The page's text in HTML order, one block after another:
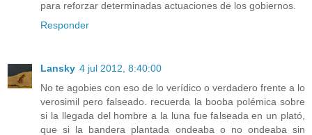
para reforzar determinadas actuaciones de los gobiernos.
Responder
Lansky 4 jul 2012, 8:40:00
No te agobies con eso de lo verídico o verdadero frente a lo
verosimil pero falseado. recuerda la booba polémica sobre
si la llegada del hombre a la luna fue falseada en un plató,
que si la bandera plantada ondeaba o no ondeaba sin